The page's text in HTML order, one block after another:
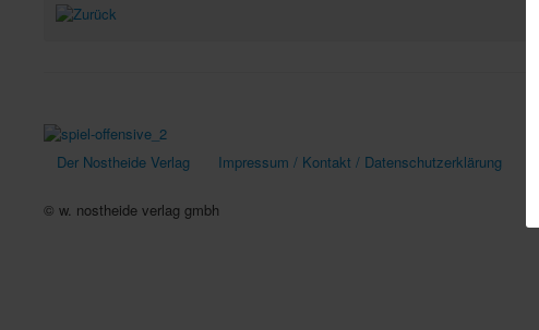
Der Nostheide Verlag Impressum / Kontakt / Datenschutzerklärung
© w. nostheide verlag gmbh